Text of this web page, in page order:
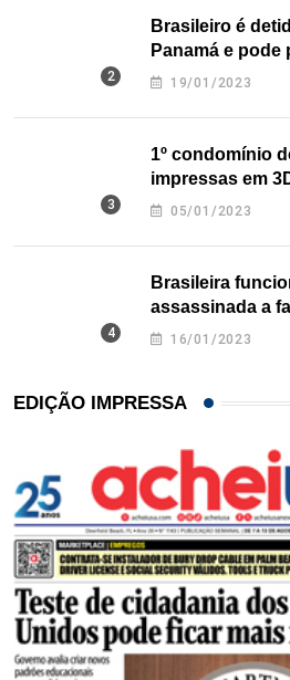
Brasileiro é
Panamá e
nos EUA
19/01/2023
1º condomínio
impressas em
Texas
05/01/2023
Brasileira
assassinada a
16/01/2023
EDIÇÃO IMPRESSA